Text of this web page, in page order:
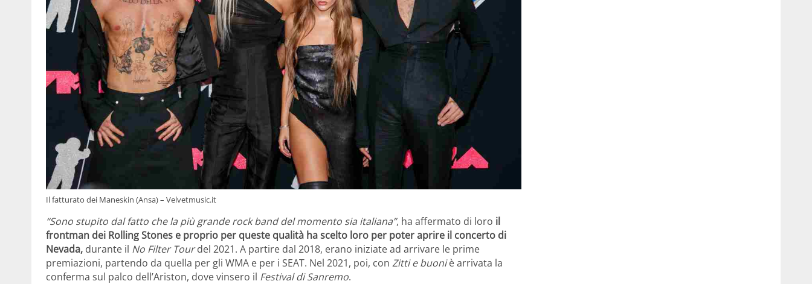
Il fatturato dei Maneskin (Ansa) – Velvetmusic.it
“Sono stupito dal fatto che la più grande rock band del momento sia italiana”, ha affermato di loro il
frontman dei Rolling Stones e proprio per queste qualità ha scelto loro per poter aprire il concerto di
Nevada, durante il No Filter Tourdel 2021. A partire dal 2018, erano iniziate ad arrivare le prime
premiazioni, partendo da quella per gli WMA e per i SEAT. Nel 2021, poi, con Zitti e buoniè arrivata la
conferma sul palco dell’Ariston, dove vinsero il Festival di Sanremo.